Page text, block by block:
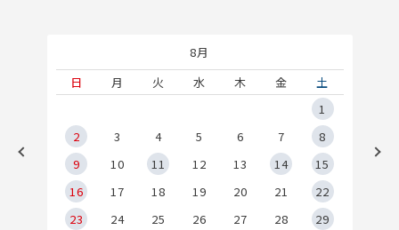
8月
日
月 火 水 木 金
土
1
2
3 4 5 6 7
8
9
10 11 12 13 14
15
16
17 18 19 20 21
22
23
24 25 26 27 28
29